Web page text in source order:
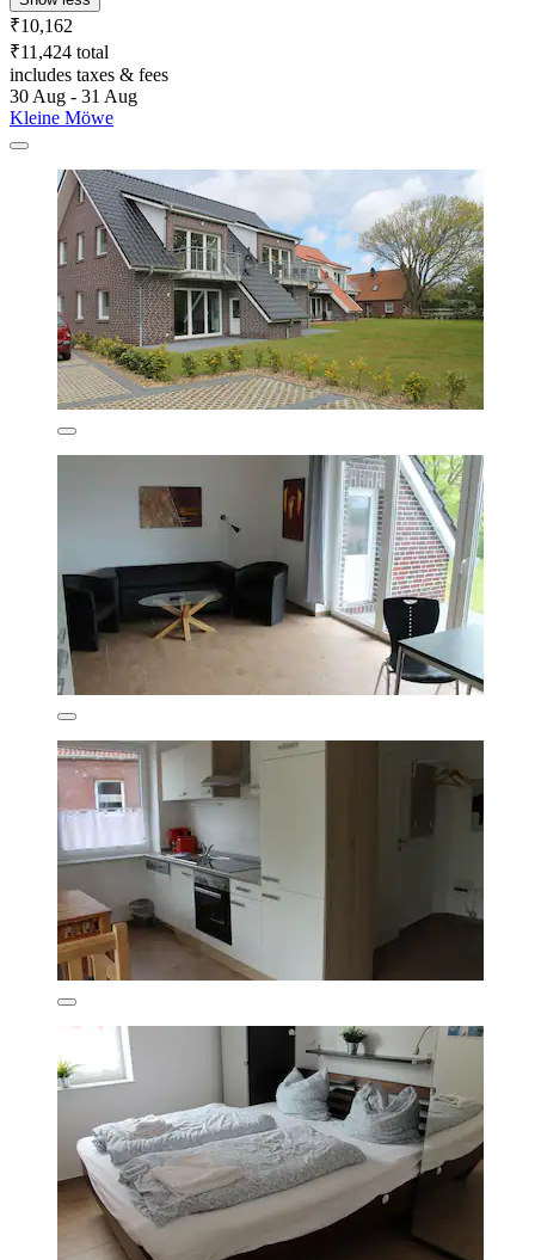
₹10,162
₹11,424 total
includes taxes & fees
30 Aug - 31 Aug
Kleine Möwe